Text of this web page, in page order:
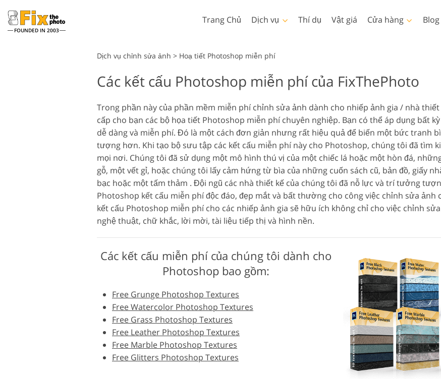
FOUNDED IN 2003
Trang Chủ Dịch vụ
chụp đầu
bé
Dịch vụ chỉnh sửa ảnh cưới
Mô hình quần áo được tạo
ra bằng AI
Dịch vụ chỉnh sửa hình ảnh
Dịch vụ chỉnh sửa sản
Thí dụ Vật giá Cửa hàng
Lightroom
Cài đặt sẵn Lightroom
trước LR
Thỏa thuận tốt nhất
Presets
Bộ sưu tập di động
Photoshop
Thao tác Photoshop
Lớp phủ Photoshop
Hoạ tiết Photoshop
Ps Actions Toàn bộ Bộ
sưu tập
Ps Overlay Toàn bộ Bộ
sưu tập
Mẫu
Thiệp ngày lễ tình nhân
Thiệp mời đám cưới
Lời mời sinh nhật của trẻ
em
Blog
Dịch vụ chỉnh sửa ảnh > Hoạ tiết Photoshop miễn phí
Các kết cấu Photoshop miễn phí của FixThePhoto
Trong phần này của phần mềm miễn phí chỉnh sửa ảnh dành cho nhiếp ảnh gia / nhà
cấp cho bạn các bộ họa tiết Photoshop miễn phí chuyên nghiệp. Bạn có thể áp dụng bất
dễ dàng và miễn phí. Đó là một cách đơn giản nhưng rất hiệu quả để biến một bức tranh
tượng hơn. Khi tạo bộ sưu tập các kết cấu miễn phí này cho Photoshop, chúng tôi đã tìm
mọi nơi. Chúng tôi đã sử dụng một mô hình thú vị của một chiếc lá hoặc một hòn đá,
gỗ, một vết gỉ, hoặc chúng tôi lấy cảm hứng từ bìa của những cuốn sách cũ, bản đồ, giấy
bạc hoặc một tấm thảm . Đội ngũ các nhà thiết kế của chúng tôi đã nỗ lực và trí tưởng
Photoshop kết cấu miễn phí độc đáo, đẹp mắt và bất thường cho công việc chỉnh sửa ảnh
kết cấu Photoshop miễn phí cho các nhiếp ảnh gia sẽ hữu ích không chỉ cho việc chỉnh
nghệ thuật, chữ khắc, lời mời, tài liệu tiếp thị và hình nền.
Các kết cấu miễn phí của chúng tôi dành cho
Photoshop bao gồm:
Free Grunge Photoshop Textures
Free Watercolor Photoshop Textures
Free Grass Photoshop Textures
Free Leather Photoshop Textures
Free Marble Photoshop Textures
Free Glitters Photoshop Textures